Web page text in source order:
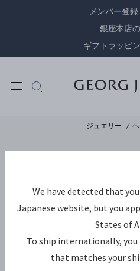
メンバー登録
銀座本店
ギフトラッピ
ジュエリー
We have detected that
Japanese website, but you
States of
To ship internationally,
that matches your